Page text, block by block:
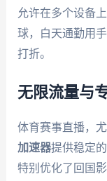
允许在多个设备
球，白天通勤用
打折。
无限流量与
体育赛事直播，
加速器提供稳定
特别优化了回国